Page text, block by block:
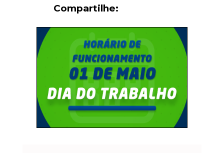
Compartilhe: